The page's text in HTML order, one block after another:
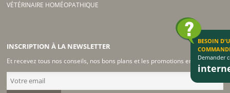
VÉTÉRINAIRE HOMÉOPATHIQUE
INSCRIPTION À LA NEWSLETTER
Et recevez tous nos conseils, nos bons plans et les promotions en cours !
BESOIN
Demander